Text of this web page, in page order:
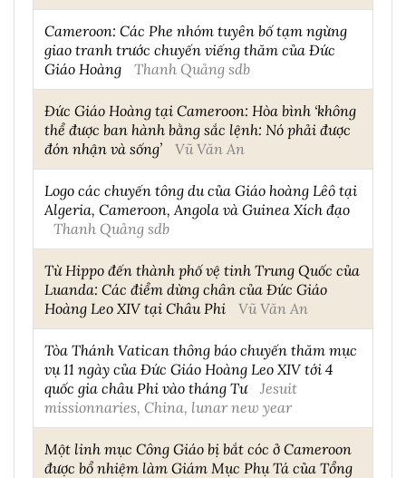
Cameroon: Các Phe nhóm tuyên bố tạm ngừng
giao tranh trước chuyến viếng thăm của Đức
Giáo Hoàng
Thanh Quảng sdb
Đức Giáo Hoàng tại Cameroon: Hòa bình ‘không
thể được ban hành bằng sắc lệnh: Nó phải được
đón nhận và sống’
Vũ Văn An
Logo các chuyến tông du của Giáo hoàng Lêô tại
Algeria, Cameroon, Angola và Guinea Xích đạo
Thanh Quảng sdb
Từ Hippo đến thành phố vệ tinh Trung Quốc của
Luanda: Các điểm dừng chân của Đức Giáo
Hoàng Leo XIV tại Châu Phi
Vũ Văn An
Tòa Thánh Vatican thông báo chuyến thăm mục
vụ 11 ngày của Đức Giáo Hoàng Leo XIV tới 4
quốc gia châu Phi vào tháng Tư
Jesuit
missionnaries, China, lunar new year
Một linh mục Công Giáo bị bắt cóc ở Cameroon
được bổ nhiệm làm Giám Mục Phụ Tá của Tổng